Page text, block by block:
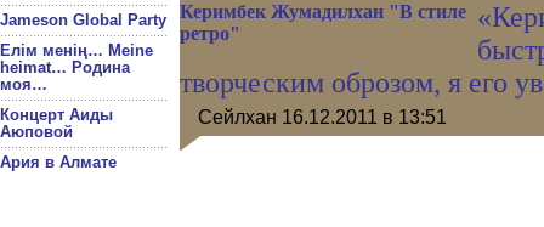
Jameson Global Party
Елім менің… Meine
heimat… Родина
моя…
Концерт Аиды
Аюповой
Ария в Алмате
Керимбек Жумадилхан "В стиле
ретро"
творческим оброзом, я его
Cейлхан 16.12.2011 в 13:51